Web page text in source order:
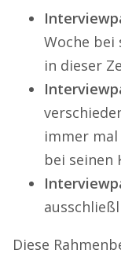
Woche
in dieser
immer
bei seinen
Diese